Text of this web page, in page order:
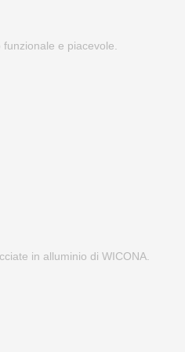
e piacevole.
in alluminio di WICONA.